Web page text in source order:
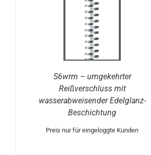
S6wrm – umgekehrter
Reißverschluss mit
wasserabweisender Edelglanz-
Beschichtung
Preis nur für eingeloggte Kunden